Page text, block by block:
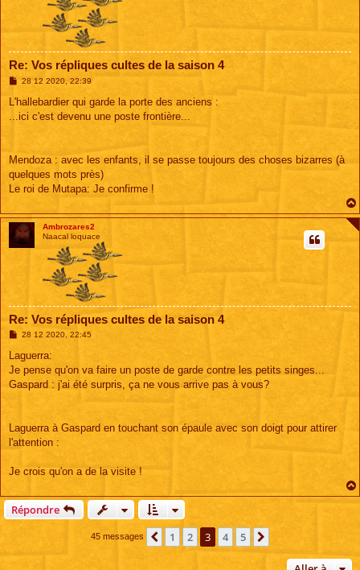
Re: Vos répliques cultes de la saison 4
M
s
a
28 12 2020, 22:39
L'hallebardier qui garde la porte des anciens :
...ici c'est devenu une poste frontière...
Mendoza : avec les enfants, il se passe toujours des choses bizarres (à
quelques mots près)
Le roi de Mutapa: Je confirme !
Ambrozares2
Naacal loquace
Re: Vos répliques cultes de la saison 4
M
s
s
a
g
28 12 2020, 22:45
Laguerra:
Je pense qu'on va faire un poste de garde contre les petits singes...
Gaspard : j'ai été surpris, ça ne vous arrive pas à vous?
Laguerra à Gaspard en touchant son épaule avec son doigt pour attirer
l'attention :
Je crois qu'on a de la visite !
Répondre
45 messages Précédente
1 2 3 4 5